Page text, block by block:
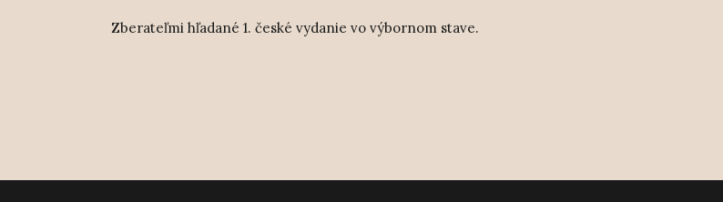
Zberateľmi hľadané 1. české vydanie vo výbornom stave.